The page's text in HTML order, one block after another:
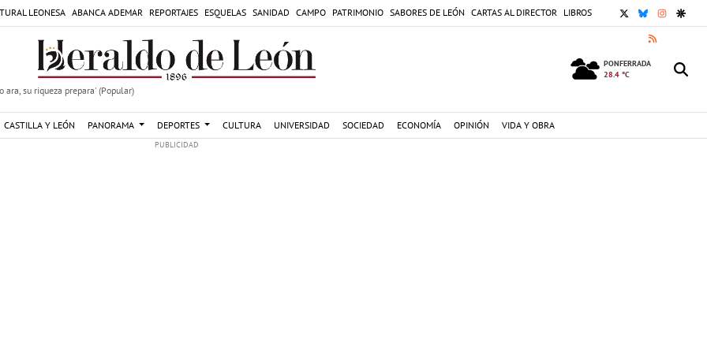
LEONESA ABANCA ADEMAR REPORTAJES ESQUELAS SANIDAD CAMPO PATRIMONIO SABORES DE LEÓN CARTAS AL DIRECTOR LIBROS X BLUESKY
RSS
ara, su riqueza prepara' (Popular)
PONFERRADA
28.4 °C
CASTILLA Y LEÓN PANORAMA DEPORTES CULTURA UNIVERSIDAD SOCIEDAD ECONOMÍA OPINIÓN VIDA Y OBRA